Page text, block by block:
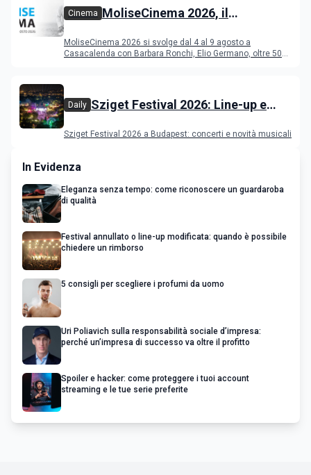
Cinema MoliseCinema 2026, il
MoliseCinema 2026 si svolge dal 4 al 9 agosto a
Casacalenda con Barbara Ronchi, Elio Germano, oltre 50
Daily Sziget Festival 2026: Line-up e
Sziget Festival 2026 a Budapest: concerti e novità musicali
In Evidenza
Eleganza senza tempo: come riconoscere un guardaroba
di qualità
Festival annullato o line-up modificata: quando è possibile
chiedere un rimborso
5 consigli per scegliere i profumi da uomo
Uri Poliavich sulla responsabilità sociale d’impresa:
perché un’impresa di successo va oltre il profitto
Spoiler e hacker: come proteggere i tuoi account
streaming e le tue serie preferite